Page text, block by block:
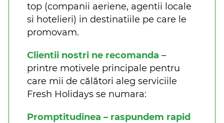
top (companii aeriene, agentii locale
si hotelieri) in destinatiile pe care le
promovam.
Clientii nostri ne recomanda –
printre motivele principale pentru
care mii de călători aleg serviciile
Fresh Holidays se numara:
Promptitudinea – raspundem rapid